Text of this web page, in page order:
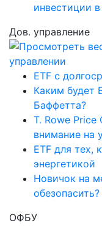
инвестиции
Дов. управление
ETF с
Каким будет
Баффетта?
T. Rowe Price
внимание на
ETF для тех,
энергетикой
Новичок на
обезопасить?
ОФБУ